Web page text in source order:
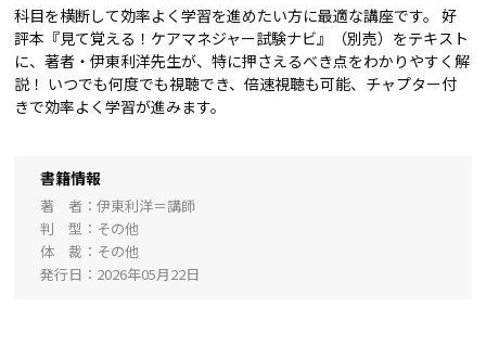
科目を横断して効率よく学習を進めたい方に最適な講座です。 好
評本『見て覚える！ケアマネジャー試験ナビ』（別売）をテキスト
に、著者・伊東利洋先生が、特に押さえるべき点をわかりやすく解
説！ いつでも何度でも視聴でき、倍速視聴も可能、チャプター付
きで効率よく学習が進みます。
書籍情報
著 者
伊東利洋＝講師
判 型
その他
体 裁
その他
発行日
2026年05月22日